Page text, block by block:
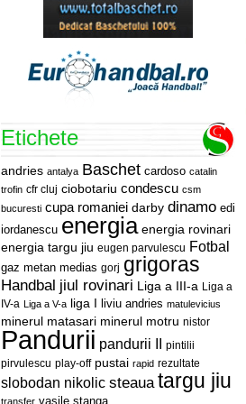
Etichete
andries antalya Baschet cardoso catalin
trofin cfr cluj ciobotariu condescu csm
bucuresti cupa romaniei darby dinamo edi
iordanescu energia energia rovinari
energia targu jiu eugen parvulescu Fotbal
gaz metan medias gorj grigoras
Handbal jiul rovinari Liga a III-a Liga a
IV-a Liga a V-a liga I liviu andries matulevicius
minerul matasari minerul motru nistor
Pandurii pandurii II pintilii
pirvulescu play-off pustai rapid rezultate
slobodan nikolic steaua targu jiu
transfer vasile stanga